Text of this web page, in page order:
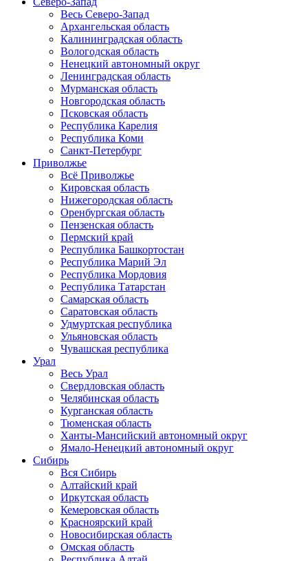
Весь Северо-Запад
Архангельская область
Калининградская область
Вологодская область
Ненецкий автономный округ
Ленинградская область
Мурманская область
Новгородская область
Псковская область
Республика Карелия
Республика Коми
Санкт-Петербург
Приволжье
Всё Приволжье
Кировская область
Нижегородская область
Оренбургская область
Пензенская область
Пермский край
Республика Башкортостан
Республика Марий Эл
Республика Мордовия
Республика Татарстан
Самарская область
Саратовская область
Удмуртская республика
Ульяновская область
Чувашская республика
Урал
Весь Урал
Свердловская область
Челябинская область
Курганская область
Тюменская область
Ханты-Мансийский автономный округ
Ямало-Ненецкий автономный округ
Сибирь
Вся Сибирь
Алтайский край
Иркутская область
Кемеровская область
Красноярский край
Новосибирская область
Омская область